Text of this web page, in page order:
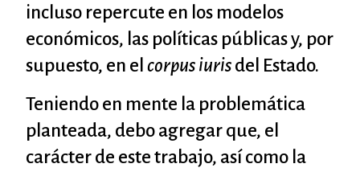
incluso repercute en los modelos
económicos, las políticas públicas y, por
supuesto, en el corpus iuris del Estado.
Teniendo en mente la problemática
planteada, debo agregar que, el
carácter de este trabajo, así como la